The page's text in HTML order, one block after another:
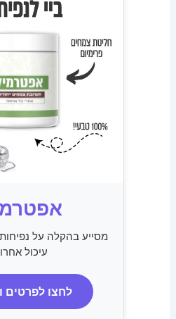
מסייע בהקלה על
עיכול
לחצו לפרטים